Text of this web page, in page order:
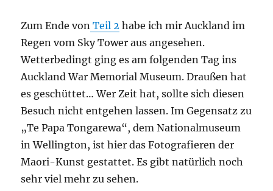
Zum Ende von Teil 2 habe ich mir Auckland im
Regen vom Sky Tower aus angesehen.
Wetterbedingt ging es am folgenden Tag ins
Auckland War Memorial Museum. Draußen hat
es geschüttet… Wer Zeit hat, sollte sich diesen
Besuch nicht entgehen lassen. Im Gegensatz zu
„Te Papa Tongarewa“, dem Nationalmuseum
in Wellington, ist hier das Fotografieren der
Maori-Kunst gestattet. Es gibt natürlich noch
sehr viel mehr zu sehen.